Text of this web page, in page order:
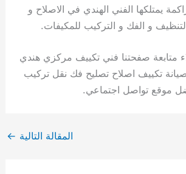
يمتلكها الفني الهندي في الاصلاح و
و الفك و التركيب للمكيفات.
متابعة صفحتنا فني تكييف مركزي هندي
تكييف اصلاح تصليح فك نقل تركيب
موقع تواصل اجتماعي.
المقالة التالية ←